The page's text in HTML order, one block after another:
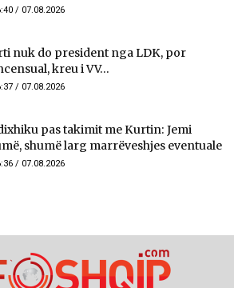
/ 07.08.2026
nuk do president nga LDK, por
kreu i VV...
/ 07.08.2026
pas takimit me Kurtin: Jemi
shumë larg marrëveshjes eventuale
/ 07.08.2026